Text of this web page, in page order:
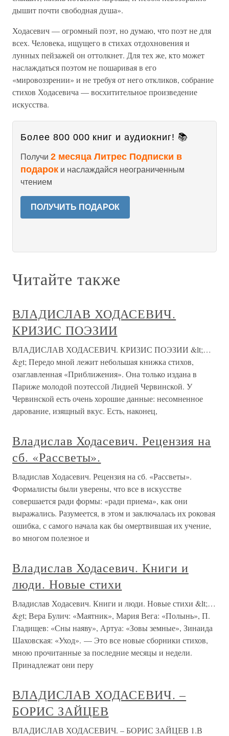
дышит почти свободная душа».
Ходасевич — огромный поэт, но думаю, что поэт не для
всех. Человека, ищущего в стихах отдохновения и
лунных пейзажей он оттолкнет. Для тех же, кто может
наслаждаться поэтом не пошаривая в его
«мировоззрении» и не требуя от него откликов, собрание
стихов Ходасевича — восхитительное произведение
искусства.
Более 800 000 книг и аудиокниг! 📚
Получи 2 месяца Литрес Подписки в
подарок и наслаждайся неограниченным
чтением
ПОЛУЧИТЬ ПОДАРОК
Читайте также
ВЛАДИСЛАВ ХОДАСЕВИЧ.
КРИЗИС ПОЭЗИИ
ВЛАДИСЛАВ ХОДАСЕВИЧ. КРИЗИС ПОЭЗИИ &lt;…
&gt; Передо мной лежит небольшая книжка стихов,
озаглавленная «Приближения». Она только издана в
Париже молодой поэтессой Лидией Червинской. У
Червинской есть очень хорошие данные: несомненное
дарование, изящный вкус. Есть, наконец,
Владислав Ходасевич. Рецензия на
сб. «Рассветы».
Владислав Ходасевич. Рецензия на сб. «Рассветы».
Формалисты были уверены, что все в искусстве
совершается ради формы: «ради приема», как они
выражались. Разумеется, в этом и заключалась их роковая
ошибка, с самого начала как бы омертвившая их учение,
во многом полезное и
Владислав Ходасевич. Книги и
люди. Новые стихи
Владислав Ходасевич. Книги и люди. Новые стихи &lt;…
&gt; Вера Булич: «Маятник», Мария Вега: «Полынь», П.
Гладищев: «Сны наяву», Артуа: «Зовы земные», Зинаида
Шаховская: «Уход». — Это все новые сборники стихов,
мною прочитанные за последние месяцы и недели.
Принадлежат они перу
ВЛАДИСЛАВ ХОДАСЕВИЧ. –
БОРИС ЗАЙЦЕВ
ВЛАДИСЛАВ ХОДАСЕВИЧ. – БОРИС ЗАЙЦЕВ 1.В